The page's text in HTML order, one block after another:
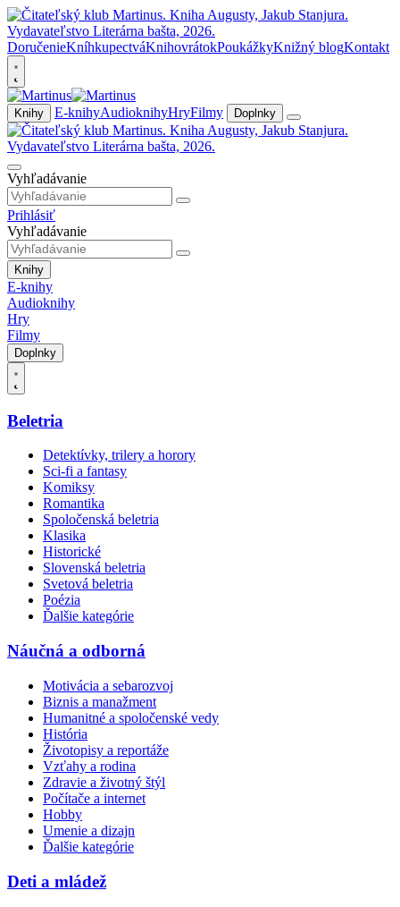
DoručenieKníhkupectváKnihovrátokPoukážkyKnižný blogKontakt
Knihy E-knihyAudioknihyHryFilmy Doplnky
Vyhľadávanie
Prihlásiť
Vyhľadávanie
Knihy
E-knihy
Audioknihy
Hry
Filmy
Doplnky
Beletria
Detektívky, trilery a horory
Sci-fi a fantasy
Komiksy
Romantika
Spoločenská beletria
Klasika
Historické
Slovenská beletria
Svetová beletria
Poézia
Ďalšie kategórie
Náučná a odborná
Motivácia a sebarozvoj
Biznis a manažment
Humanitné a spoločenské vedy
História
Životopisy a reportáže
Vzťahy a rodina
Zdravie a životný štýl
Počítače a internet
Hobby
Umenie a dizajn
Ďalšie kategórie
Deti a mládež